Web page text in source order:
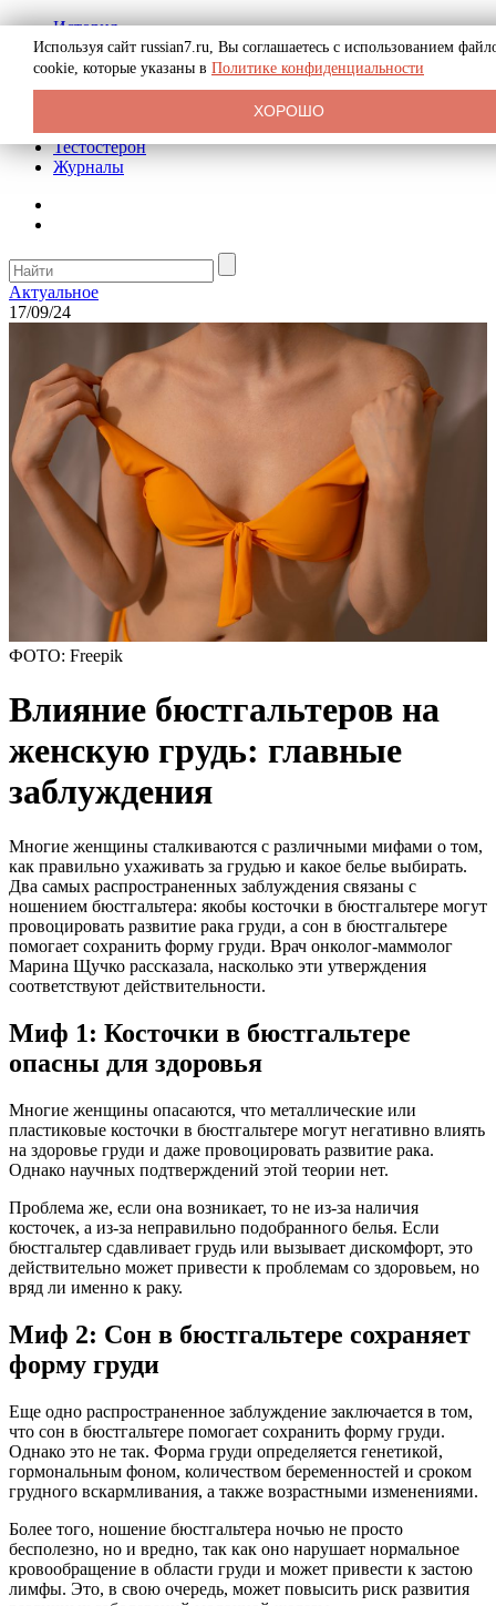
История
Биография
Криминал
Реклама на сайте
Тестостерон
Журналы
Актуальное
17/09/24
ФОТО: Freepik
Влияние бюстгальтеров на
женскую грудь: главные
заблуждения
Многие женщины сталкиваются с различными мифами о том,
как правильно ухаживать за грудью и какое белье выбирать.
Два самых распространенных заблуждения связаны с
ношением бюстгальтера: якобы косточки в бюстгальтере могут
провоцировать развитие рака груди, а сон в бюстгальтере
помогает сохранить форму груди. Врач онколог-маммолог
Марина Щучко рассказала, насколько эти утверждения
соответствуют действительности.
Миф 1: Косточки в бюстгальтере
опасны для здоровья
Многие женщины опасаются, что металлические или
пластиковые косточки в бюстгальтере могут негативно влиять
на здоровье груди и даже провоцировать развитие рака.
Однако научных подтверждений этой теории нет.
Проблема же, если она возникает, то не из-за наличия
косточек, а из-за неправильно подобранного белья. Если
бюстгальтер сдавливает грудь или вызывает дискомфорт, это
действительно может привести к проблемам со здоровьем, но
вряд ли именно к раку.
Миф 2: Сон в бюстгальтере сохраняет
форму груди
Еще одно распространенное заблуждение заключается в том,
что сон в бюстгальтере помогает сохранить форму груди.
Однако это не так. Форма груди определяется генетикой,
гормональным фоном, количеством беременностей и сроком
грудного вскармливания, а также возрастными изменениями.
Более того, ношение бюстгальтера ночью не просто
бесполезно, но и вредно, так как оно нарушает нормальное
кровообращение в области груди и может привести к застою
лимфы. Это, в свою очередь, может повысить риск развития
Используя сайт russian7.ru, Вы соглашаетесь с использованием
cookie, которые указаны в Политике конфиденциальности
ХОРОШО